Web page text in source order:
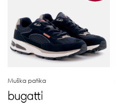
Muška patika